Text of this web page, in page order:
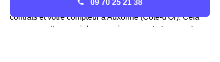
l'appeler au 30 99 pour avoir des informations sur les
contrats et votre compteur à Auxonne (Côte-d'Or). Cela
vous permettra aussi de souscrire un contrat pour votre
09 70 25 21 38